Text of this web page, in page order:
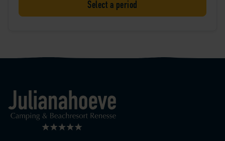
Select a period
Logo Julianahoeve